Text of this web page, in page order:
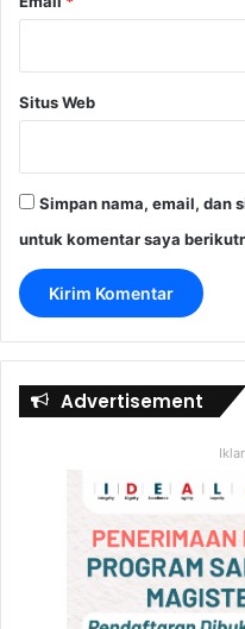
Situs Web
Simpan nama, email, dan
untuk komentar saya
Advertisement